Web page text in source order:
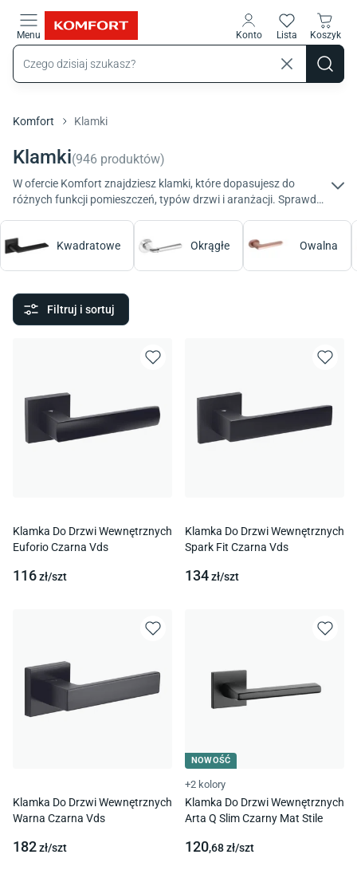
Menu Konto Lista Koszyk
Komfort Klamki
Klamki(946 produktów)
W ofercie Komfort znajdziesz klamki, które dopasujesz do
różnych funkcji pomieszczeń, typów drzwi i aranżacji. Sprawdź
szczegółach!Kwadratowe Okrągłe Owalna
Filtruj i sortuj
Klamka Do Drzwi Wewnętrznych
Euforio Czarna Vds
116zł/szt
Klamka Do Drzwi Wewnętrznych
Spark Fit Czarna Vds
134zł/szt
Klamka Do Drzwi Wewnętrznych
Warna Czarna Vds
182zł/szt
NOWOŚĆ
+2 kolory
Klamka Do Drzwi Wewnętrznych
Arta Q Slim Czarny Mat Stile
120,68zł/szt